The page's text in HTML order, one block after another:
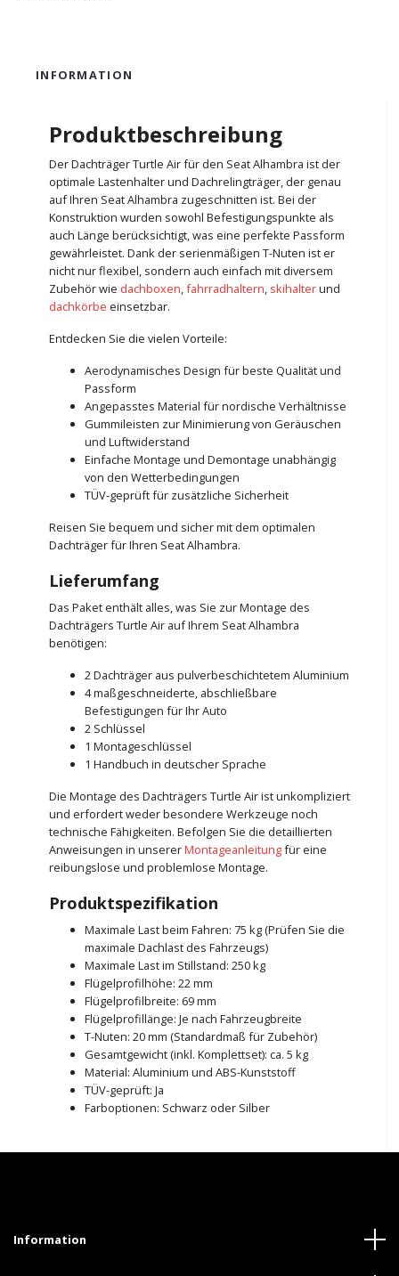
INFORMATION
Produktbeschreibung
Der Dachträger Turtle Air für den Seat Alhambra ist der
optimale Lastenhalter und Dachrelingträger, der genau
auf Ihren Seat Alhambra zugeschnitten ist. Bei der
Konstruktion wurden sowohl Befestigungspunkte als
auch Länge berücksichtigt, was eine perfekte Passform
gewährleistet. Dank der serienmäßigen T-Nuten ist er
nicht nur flexibel, sondern auch einfach mit diversem
Zubehör wie dachboxen,fahrradhaltern, skihalterund
dachkörbe einsetzbar.
Entdecken Sie die vielen Vorteile:
Aerodynamisches Design für beste Qualität und
Passform
Angepasstes Material für nordische Verhältnisse
Gummileisten zur Minimierung von Geräuschen
und Luftwiderstand
Einfache Montage und Demontage unabhängig
von den Wetterbedingungen
TÜV-geprüft für zusätzliche Sicherheit
Reisen Sie bequem und sicher mit dem optimalen
Dachträger für Ihren Seat Alhambra.
Lieferumfang
Das Paket enthält alles, was Sie zur Montage des
Dachträgers Turtle Air auf Ihrem Seat Alhambra
benötigen:
2 Dachträger aus pulverbeschichtetem Aluminium
4 maßgeschneiderte, abschließbare
Befestigungen für Ihr Auto
2 Schlüssel
1 Montageschlüssel
1 Handbuch in deutscher Sprache
Die Montage des Dachträgers Turtle Air ist unkompliziert
und erfordert weder besondere Werkzeuge noch
technische Fähigkeiten. Befolgen Sie die detaillierten
Anweisungen in unsererMontageanleitungfür eine
reibungslose und problemlose Montage.
Produktspezifikation
Maximale Last beim Fahren: 75 kg (Prüfen Sie die
maximale Dachlast des Fahrzeugs)
Maximale Last im Stillstand: 250 kg
Flügelprofilhöhe: 22 mm
Flügelprofilbreite: 69 mm
Flügelprofillänge: Je nach Fahrzeugbreite
T-Nuten: 20 mm (Standardmaß für Zubehör)
Gesamtgewicht (inkl. Komplettset): ca. 5 kg
Material: Aluminium und ABS-Kunststoff
TÜV-geprüft: Ja
Farboptionen: Schwarz oder Silber
Information